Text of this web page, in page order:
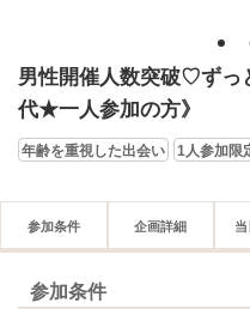
1
男性開催人数突破♡ず
代★一人参加の方》
年齢を重視した出会い 1人参加限
参加条件 企画詳細
参加条件